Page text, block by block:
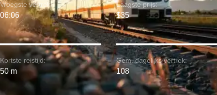
Kortste reistijd:
50 m
Vroegste vertrek:
06:06
Laagste prijs:
$35
Gem. dagelijks vertrek:
108